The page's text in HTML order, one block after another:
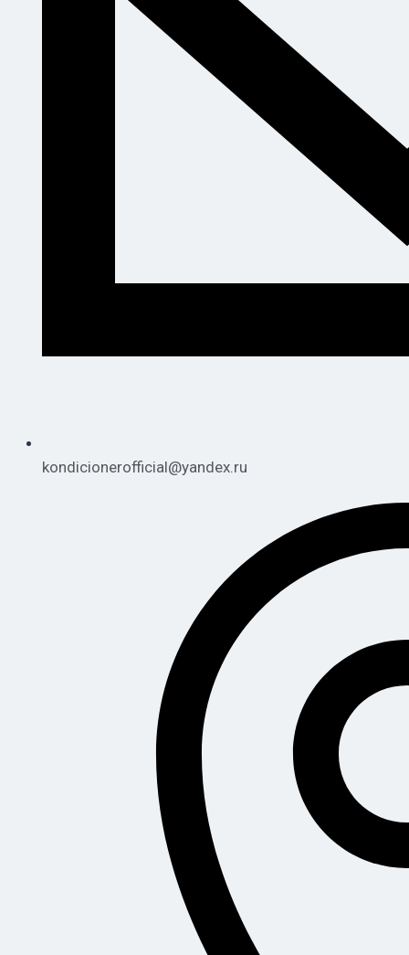
kondicionerofficial@yandex.ru